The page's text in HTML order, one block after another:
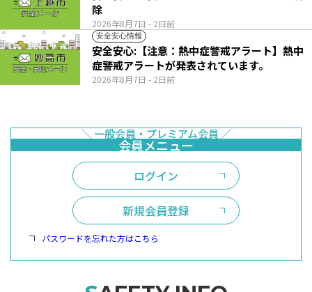
2026年8月7日 - 2日前
除
安全安心情報
2026年8月7日 - 2日前
安全安心:【注意：熱中症警戒アラート】熱中
症警戒アラートが発表されています。
ログイン
新規会員登録
パスワードを忘れた方はこちら